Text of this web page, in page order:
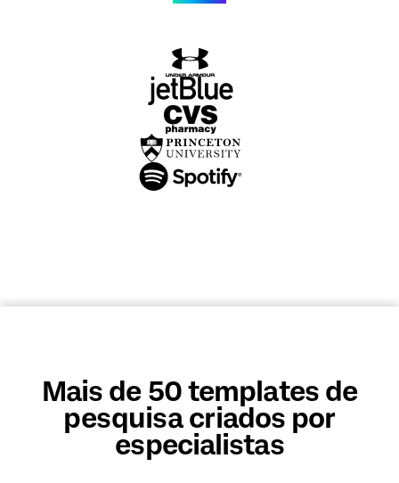
Mais de 50 templates de
pesquisa criados por
especialistas